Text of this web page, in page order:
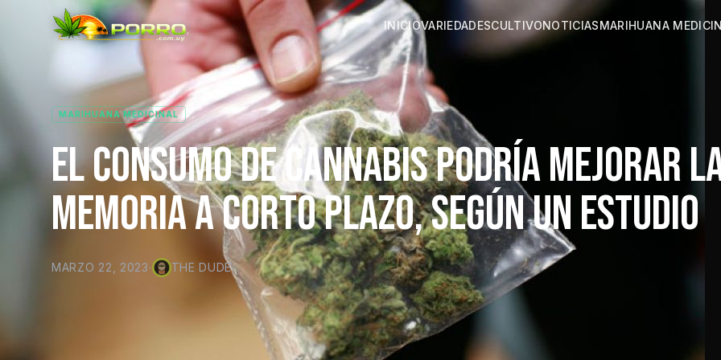
INICIOVARIEDADESCULTIVONOTICIASMARIHUANA
MARIHUANA MEDICINAL
EL CONSUMO DE CANNABIS PODRÍA MEJORAR
MEMORIA A CORTO PLAZO, SEGÚN UN ESTUDIO
MARZO 22, 2023· THE DUDE